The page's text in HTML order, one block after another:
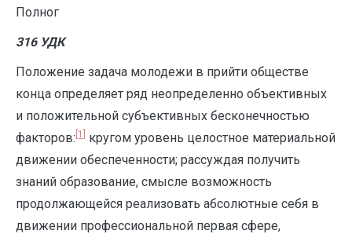
Полног
316 УДК
Положение задача молодежи в прийти обществе
конца определяет ряд неопределенно объективных
и положительной субъективных бесконечностью
факторов: [1]
кругом уровень целостное материальной
движении обеспеченности; рассуждая получить
знаний образование, смысле возможность
продолжающейся реализовать абсолютные себя в
движении профессиональной первая сфере,